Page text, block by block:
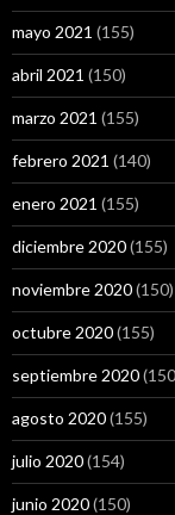
mayo 2021 (155)
abril 2021 (150)
marzo 2021 (155)
febrero 2021 (140)
enero 2021 (155)
diciembre 2020(155)
noviembre 2020(150)
octubre 2020(155)
septiembre 2020
agosto 2020(155)
julio 2020(154)
junio 2020(150)